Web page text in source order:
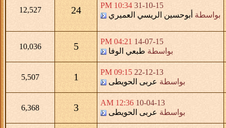
31-10-15
10:34 PM
بواسطة أبوحسين الريسي العميري 24
12,527
14-07-15
04:21 PM
بواسطة طبعي الوفا 5
10,036
22-12-13
09:15 PM
بواسطة عربى الحويطى 1
5,507
10-04-13
12:36 AM
بواسطة عربى الحويطى 3
6,368